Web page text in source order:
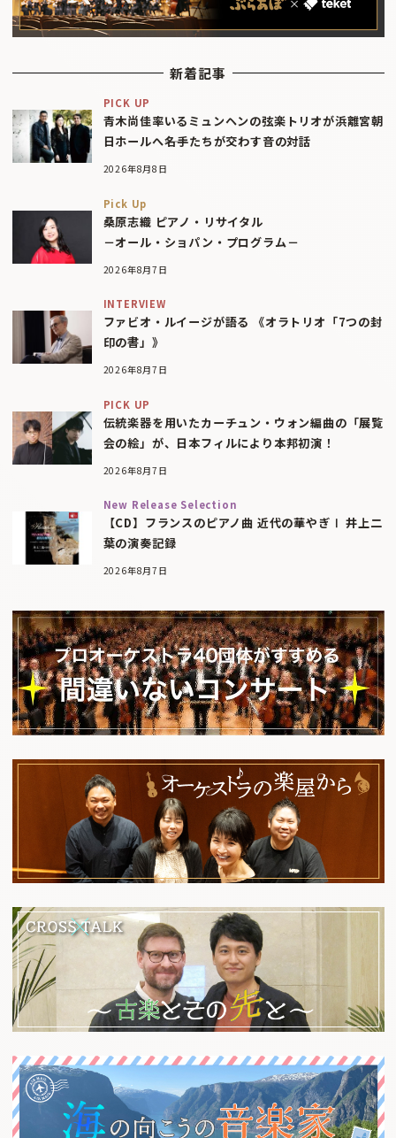
新着記事
PICK UP
青木尚佳率いるミュンヘンの弦楽トリオが浜離宮朝
日ホールへ――名手たちが交わす音の対話
2026年8月8日
Pick Up
桑原志織 ピアノ・リサイタル
－オール・ショパン・プログラム－
2026年8月7日
INTERVIEW
ファビオ・ルイージが語る 《オラトリオ「7つの封
印の書」》
2026年8月7日
PICK UP
伝統楽器を用いたカーチュン・ウォン編曲の「展覧
会の絵」が、日本フィルにより本邦初演！
2026年8月7日
New Release Selection
【CD】フランスのピアノ曲 近代の華やぎⅠ 井上二
葉の演奏記録
2026年8月7日